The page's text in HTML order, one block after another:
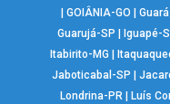
GOIÂNIA-GO
Guarujá-SP
Iguapé-
Itabirito-MG
Jaboticabal-SP
Londrina-PR| Luís